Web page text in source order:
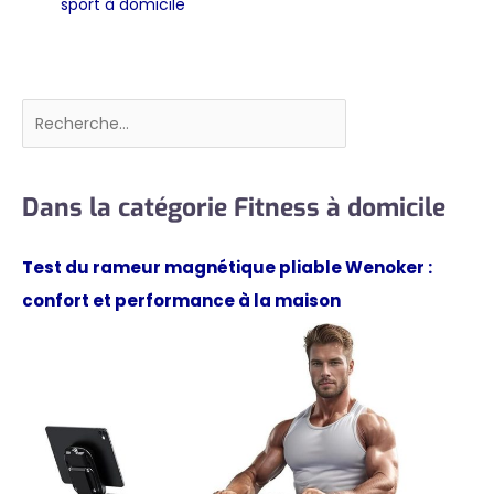
sport à domicile
Rechercher
Dans la catégorie Fitness à domicile
Test du rameur magnétique pliable Wenoker :
confort et performance à la maison